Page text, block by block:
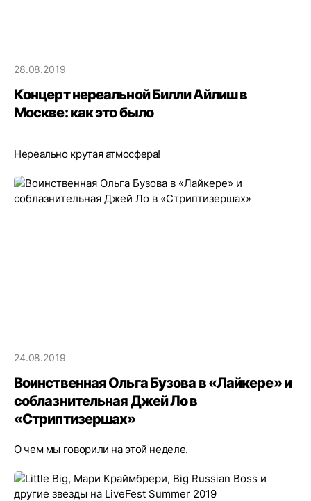
28.08.2019
Концерт нереальной Билли Айлиш в
Москве: как это было
Нереально крутая атмосфера!
24.08.2019
Воинственная Ольга Бузова в «Лайкере» и
соблазнительная Джей Ло в
«Стриптизершах»
О чем мы говорили на этой неделе.